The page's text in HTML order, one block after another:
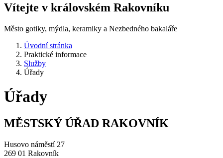
Vítejte v královském Rakovníku
Město gotiky, mýdla, keramiky a Nezbedného bakaláře
Úvodní stránka
Praktické informace
Služby
Úřady
Úřady
MĚSTSKÝ ÚŘAD RAKOVNÍK
Husovo náměstí 27
269 01 Rakovník